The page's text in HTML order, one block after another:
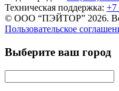
Техническая поддержка: +7
© ООО “ПЭЙТОР” 2026.
Пользовательское
Выберите ваш город